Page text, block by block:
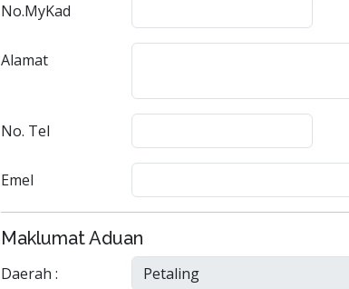
No.MyKad
Alamat
No. Tel
Emel
Maklumat Aduan
Daerah :